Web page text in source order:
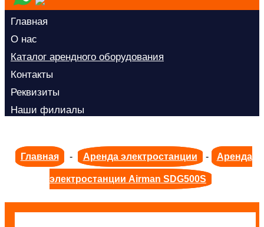
Главная
О нас
Каталог арендного оборудования
Контакты
Реквизиты
Наши филиалы
Главная - Аренда электростанции - Аренда
электростанции Airman SDG500S